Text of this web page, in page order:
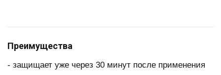
Преимущества
- защищает уже через 30 минут после применения